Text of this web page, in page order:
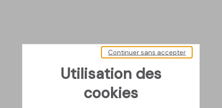
Utilisation des
cookies
Continuer sans accepter